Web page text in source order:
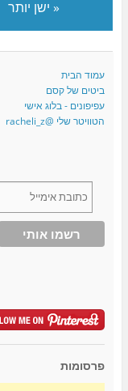
« ישן יותר
עמוד הבית
ביטים של קסם
עפיפונים - בלוג אישי
הטוויטר שלי @racheli_z
פרסומות